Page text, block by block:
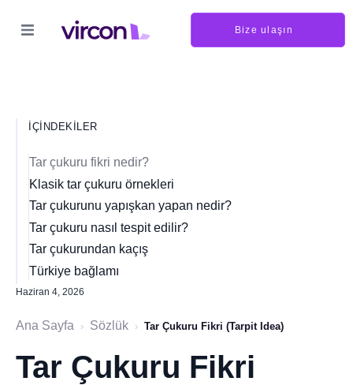
Bize ulaşın
İÇINDEKILER
Tar çukuru fikri nedir?
Klasik tar çukuru örnekleri
Tar çukurunu yapışkan yapan nedir?
Tar çukuru nasıl tespit edilir?
Tar çukurundan kaçış
Türkiye bağlamı
Haziran 4, 2026
Ana Sayfa › Sözlük › Tar Çukuru Fikri (Tarpit Idea)
Tar Çukuru Fikri